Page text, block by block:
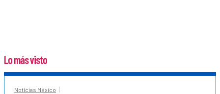
Lo más visto
Noticias México